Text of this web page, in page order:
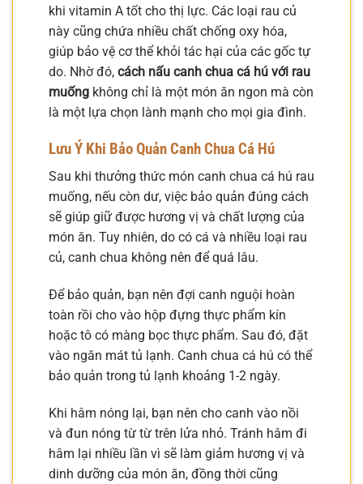
khi vitamin A tốt cho thị lực. Các loại rau củ
này cũng chứa nhiều chất chống oxy hóa,
giúp bảo vệ cơ thể khỏi tác hại của các gốc tự
do. Nhờ đó, cách nấu canh chua cá hú với rau
muống không chỉ là một món ăn ngon mà còn
là một lựa chọn lành mạnh cho mọi gia đình.
Lưu Ý Khi Bảo Quản Canh Chua Cá Hú
Sau khi thưởng thức món canh chua cá hú rau
muống, nếu còn dư, việc bảo quản đúng cách
sẽ giúp giữ được hương vị và chất lượng của
món ăn. Tuy nhiên, do có cá và nhiều loại rau
củ, canh chua không nên để quá lâu.
Để bảo quản, bạn nên đợi canh nguội hoàn
toàn rồi cho vào hộp đựng thực phẩm kín
hoặc tô có màng bọc thực phẩm. Sau đó, đặt
vào ngăn mát tủ lạnh. Canh chua cá hú có thể
bảo quản trong tủ lạnh khoảng 1-2 ngày.
Khi hâm nóng lại, bạn nên cho canh vào nồi
và đun nóng từ từ trên lửa nhỏ. Tránh hâm đi
hâm lại nhiều lần vì sẽ làm giảm hương vị và
dinh dưỡng của món ăn, đồng thời cũng